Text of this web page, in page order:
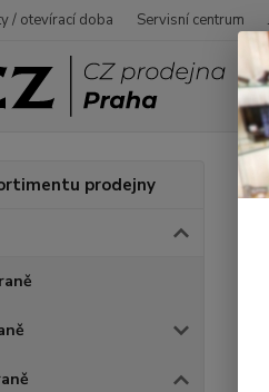
/ otevírací doba Servisní centrum
prodejny